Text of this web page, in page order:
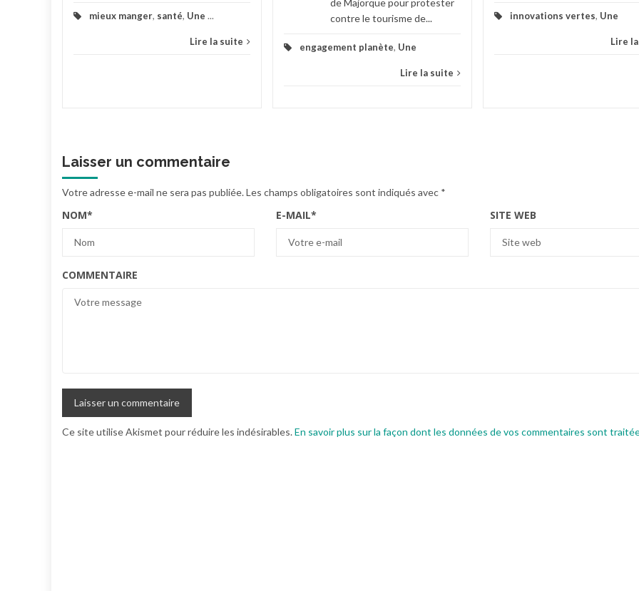
mieux manger, santé, Une ...
Lire la suite
contre le tourisme de...
engagement planète, Une
Lire la suite
innovations vertes, Une
Lire
Laisser un commentaire
Votre adresse e-mail ne sera pas publiée.Les champs obligatoires sont indiqués avec *
NOM* E-MAIL* SITE WEB
COMMENTAIRE
Ce site utilise Akismet pour réduire les indésirables.En savoir plus sur la façon dont les données de vos commentaires sont